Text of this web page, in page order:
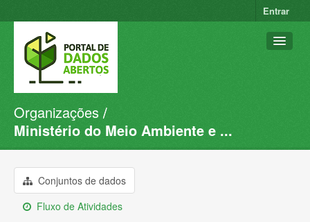
Entrar
Conjuntos de dados
Organizações
Sobre
Organizações
Ministério do Meio Ambiente e ...
Conjuntos de dados
Fluxo de Atividades